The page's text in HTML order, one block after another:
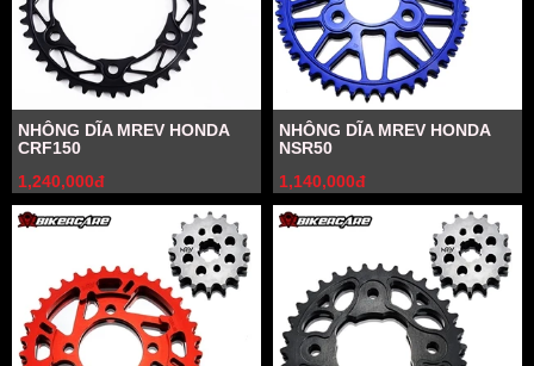
NHÔNG DĨA MREV HONDA
CRF150
1,240,000đ
NHÔNG DĨA MREV HONDA
NSR50
1,140,000đ